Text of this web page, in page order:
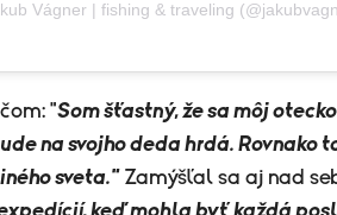
"Som šťastný, že sa môj
na svojho deda hrdá. Rovnako
sveta."Zamýšľal sa aj nad